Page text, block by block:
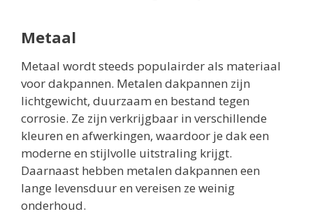
Metaal
Metaal wordt steeds populairder als materiaal
voor dakpannen. Metalen dakpannen zijn
lichtgewicht, duurzaam en bestand tegen
corrosie. Ze zijn verkrijgbaar in verschillende
kleuren en afwerkingen, waardoor je dak een
moderne en stijlvolle uitstraling krijgt.
Daarnaast hebben metalen dakpannen een
lange levensduur en vereisen ze weinig
onderhoud.